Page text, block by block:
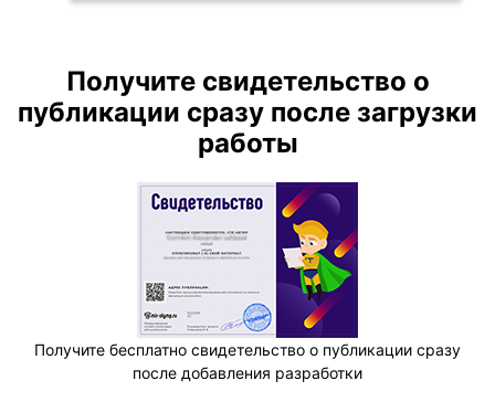
Получите свидетельство о
публикации сразу после загрузки
работы
Получите бесплатно свидетельство о публикации сразу
после добавления разработки